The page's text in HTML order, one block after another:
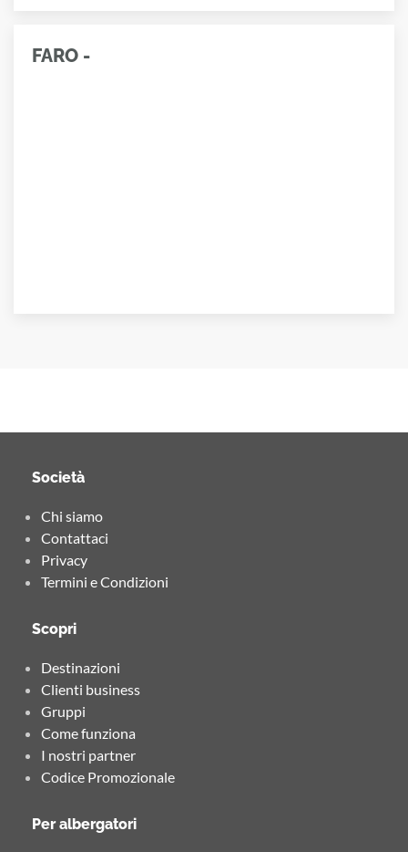
FARO -
Società
Chi siamo
Contattaci
Privacy
Termini e Condizioni
Scopri
Destinazioni
Clienti business
Gruppi
Come funziona
I nostri partner
Codice Promozionale
Per albergatori